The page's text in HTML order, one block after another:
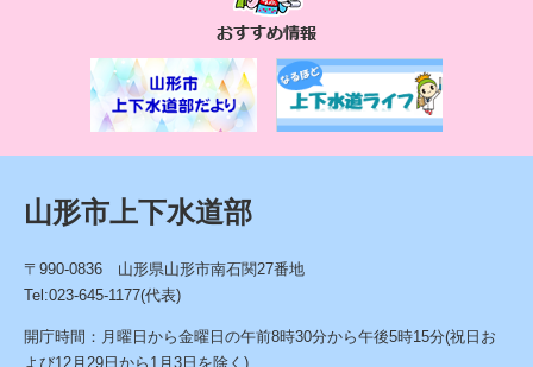
す
め
情
報
山形市上下水道部
〒990-0836 山形県山形市南石関27番地
Tel:023-645-1177(代表)
開庁時間：月曜日から金曜日の午前8時30分から午後5時15分(祝日お
よび12月29日から1月3日を除く)